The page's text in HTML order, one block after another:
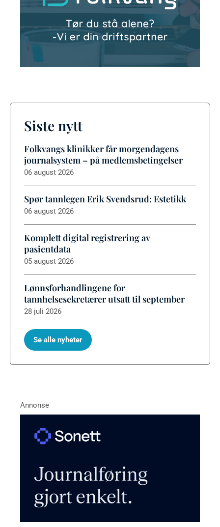
Siste nytt
Folkvangs klinikker får morgendagens
journalsystem – på medlemsbetingelser
06 august 2026
Spør tannlegen Erik Svendsrud: Estetikk
06 august 2026
Komplett digital registrering av
pasientdata
05 august 2026
Lønnsforhandlingene for
tannhelsesekretærer utsatt til september
28 juli 2026
Se alle nyheter